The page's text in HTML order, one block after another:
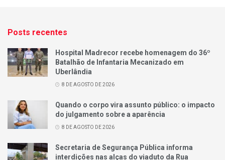
Posts recentes
Hospital Madrecor recebe homenagem do 36º
Batalhão de Infantaria Mecanizado em
Uberlândia
8 DE AGOSTO DE 2026
Quando o corpo vira assunto público: o impacto
do julgamento sobre a aparência
8 DE AGOSTO DE 2026
Secretaria de Segurança Pública informa
interdições nas alças do viaduto da Rua